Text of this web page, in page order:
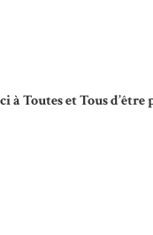
à Toutes et Tous